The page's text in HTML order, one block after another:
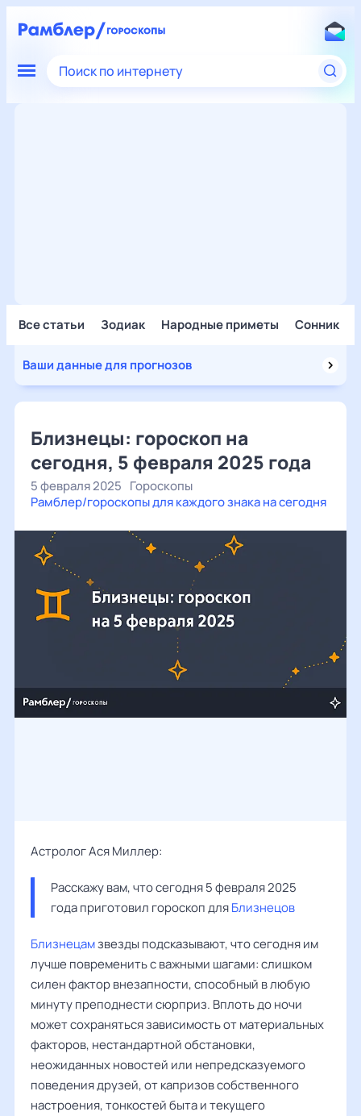
Поиск по интернету
Все статьи Зодиак Народные приметы Сонник
Ваши данные для прогнозов
Близнецы: гороскоп на
сегодня, 5 февраля 2025 года
5 февраля 2025 Гороскопы
Рамблер/гороскопы для каждого знака на сегодня
Астролог Ася Миллер:
Расскажу вам, что сегодня 5 февраля 2025
года приготовил гороскоп для Близнецов
Близнецамзвезды подсказывают, что сегодня им
лучше повременить с важными шагами: слишком
силен фактор внезапности, способный в любую
минуту преподнести сюрприз. Вплоть до ночи
может сохраняться зависимость от материальных
факторов, нестандартной обстановки,
неожиданных новостей или непредсказуемого
поведения друзей, от капризов собственного
настроения, тонкостей быта и текущего